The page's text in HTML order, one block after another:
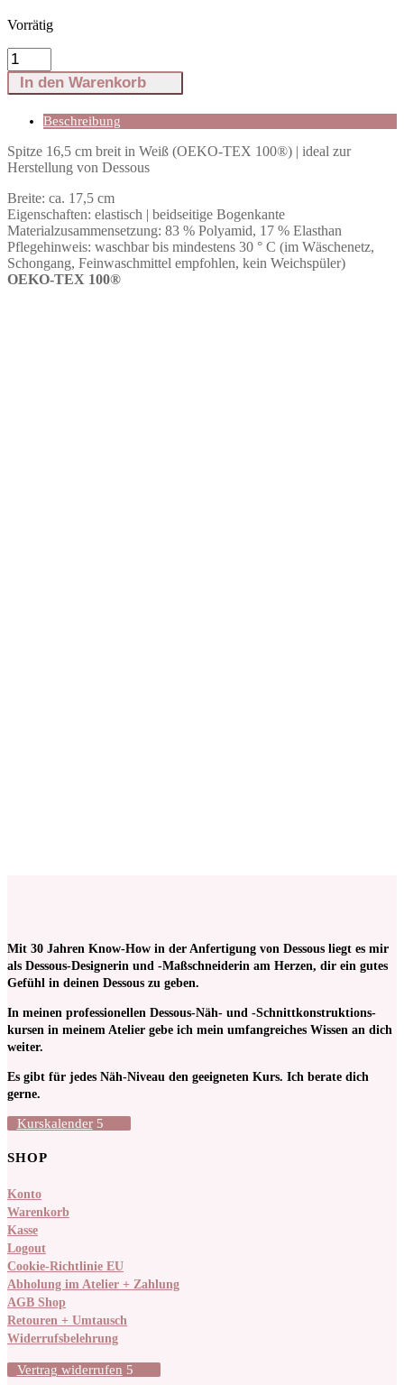
Vorrätig
Spitze
16,5
cm
(OEKO-
TEX
Menge
In den Warenkorb
Beschreibung
Spitze 16,5 cm breit in Weiß (OEKO-TEX 100®️) | ideal zur
Herstellung von Dessous
Breite: ca. 17,5 cm
Eigenschaften: elastisch | beidseitige Bogenkante
Materialzusammensetzung: 83 % Polyamid, 17 % Elasthan
Pflegehinweis: waschbar bis mindestens 30 ° C (im Wäschenetz,
Schongang, Feinwaschmittel empfohlen, kein Weichspüler)
OEKO-TEX 100®️
Mit 30 Jahren Know-How in der Anfertigung von Dessous liegt es mir
als Dessous-Designerin und -Maßschneiderin am Herzen, dir ein gutes
Gefühl in deinen Dessous zu geben.
In meinen pro­fessionellen Dessous-Näh- und -Schnitt­kon­struktions­
kursen in meinem Atelier gebe ich mein umfangreiches Wissen an dich
weiter.
Es gibt für jedes Näh-Niveau den geeigneten Kurs. Ich berate dich
gerne.
Kurskalender
SHOP
Konto
Warenkorb
Kasse
Logout
Cookie-Richtlinie EU
Abholung im Atelier + Zahlung
AGB Shop
Retouren + Umtausch
Widerrufsbelehrung
Vertrag widerrufen